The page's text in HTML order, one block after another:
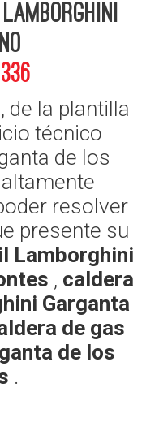
de la plantilla
técnico
de los
resolver
presente su
Lamborghini
, caldera
Garganta
de gas
de los
.